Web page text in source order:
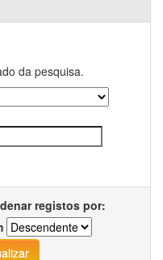
da pesquisa.
registos por: